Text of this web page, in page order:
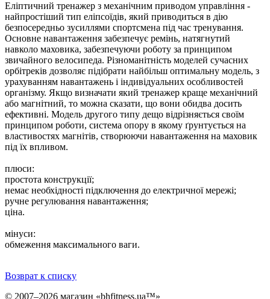
Еліптичний тренажер з механічним приводом управління -
найпростіший тип еліпсоїдів, який приводиться в дію
безпосередньо зусиллями спортсмена під час тренування.
Основне навантаження забезпечує ремінь, натягнутий
навколо маховика, забезпечуючи роботу за принципом
звичайного велосипеда. Різноманітність моделей сучасних
орбітреків дозволяє підібрати найбільш оптимальну модель, з
урахуванням навантажень і індивідуальних особливостей
організму. Якщо визначати який тренажер краще механічний
або магнітний, то можна сказати, що вони обидва досить
ефективні. Модель другого типу дещо відрізняється своїм
принципом роботи, система опору в якому ґрунтується на
властивостях магнітів, створюючи навантаження на маховик
під їх впливом.
плюси:
простота конструкції;
немає необхідності підключення до електричної мережі;
ручне регулювання навантаження;
ціна.
мінуси:
обмеження максимального ваги.
Возврат к списку
© 2007–2026 магазин «bhfitness.ua™»